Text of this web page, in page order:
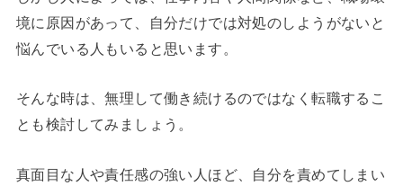
境に原因があって、自分だけでは対処のしようがないと
悩んでいる人もいると思います。
そんな時は、無理して働き続けるのではなく転職するこ
とも検討してみましょう。
真面目な人や責任感の強い人ほど、自分を責めてしまい